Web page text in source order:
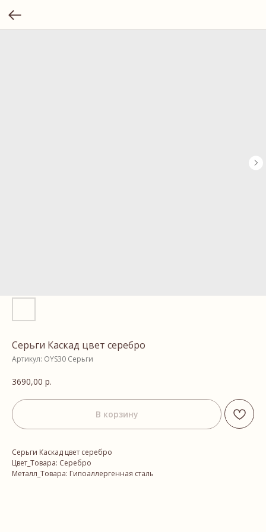
Серьги Каскад цвет серебро
Артикул: OYS30 Серьги
3690,00 р.
В корзину
Серьги Каскад цвет серебро
Цвет_Товара: Серебро
Металл_Товара: Гипоаллергенная сталь